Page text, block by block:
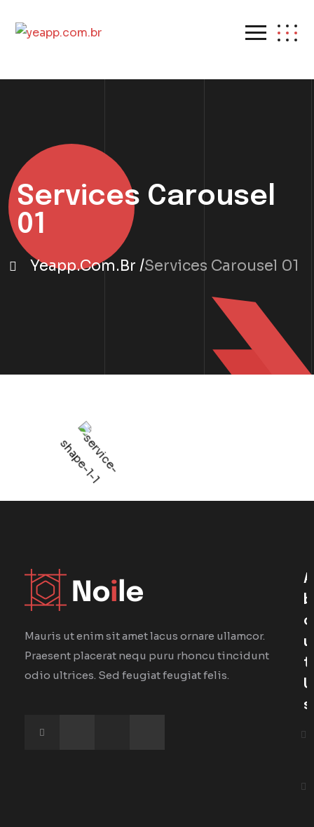
Services Carousel
01
Yeapp.com.br Services Carousel 01
Mauris ut enim sit amet lacus ornare ullamcor.
Praesent placerat nequ puru rhoncu tincidunt
odio ultrices. Sed feugiat feugiat felis.
A
B
O
U
T
U
S